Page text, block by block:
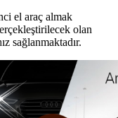
el araç almak
olan
sağlanmaktadır.